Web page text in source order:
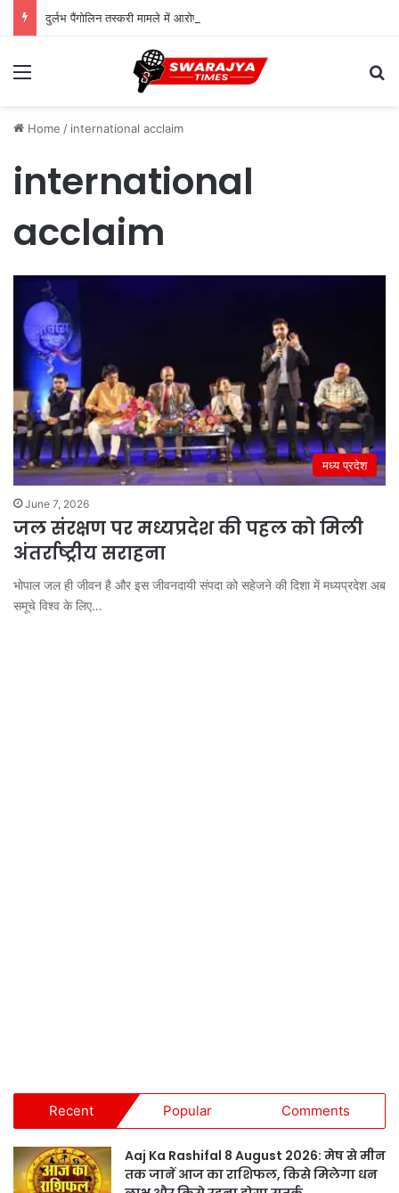
दुर्लभ पैंगोलिन तस्करी मामले में आरोपी की जमानत याचिका खारिज
Menu
Home / international acclaim
international
acclaim
मध्य प्रदेश
June 7, 2026
जल संरक्षण पर मध्यप्रदेश की पहल को मिली
अंतर्राष्ट्रीय सराहना
भोपाल जल ही जीवन है और इस जीवनदायी संपदा को सहेजने की दिशा में मध्यप्रदेश अब
समूचे विश्व के लिए…
Recent Popular Comments
Aaj Ka Rashifal 8 August 2026: मेष से मीन
तक जानें आज का राशिफल, किसे मिलेगा धन